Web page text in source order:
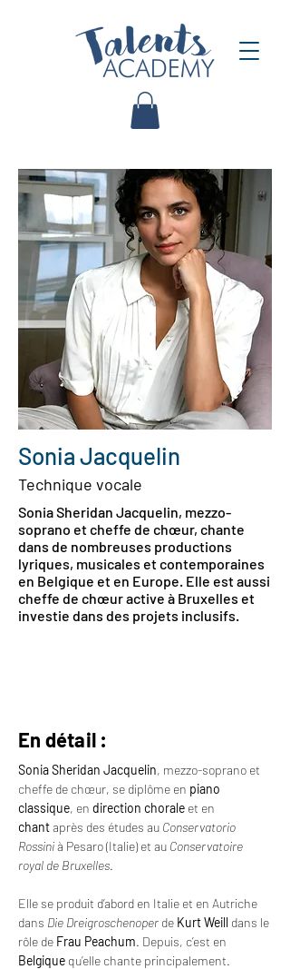
Sonia Jacquelin
Technique vocale
Sonia Sheridan Jacquelin, mezzo-
soprano et cheffe de chœur, chante
dans de nombreuses productions
lyriques, musicales et contemporaines
en Belgique et en Europe. Elle est aussi
cheffe de chœur active à Bruxelles et
investie dans des projets inclusifs.
En détail :
Sonia Sheridan Jacquelin, mezzo-soprano et
cheffe de chœur, se diplôme en piano
classique, en direction chorale et en
chant après des études au Conservatorio
Rossini à Pesaro (Italie) et au Conservatoire
royal de Bruxelles.
Elle se produit d’abord en Italie et en Autriche
dans Die Dreigroschenoper de Kurt Weill dans le
rôle de Frau Peachum. Depuis, c’est en
Belgique qu’elle chante principalement.